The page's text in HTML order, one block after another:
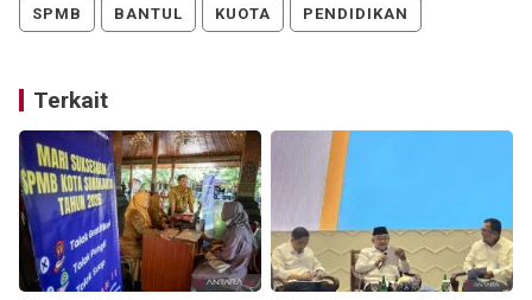
SPMB BANTUL KUOTA PENDIDIKAN
Terkait